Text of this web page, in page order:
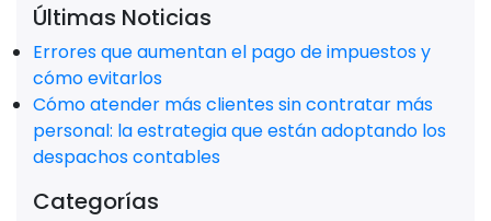
Últimas Noticias
Errores que aumentan el pago de impuestos y
cómo evitarlos
Cómo atender más clientes sin contratar más
personal: la estrategia que están adoptando los
despachos contables
Categorías